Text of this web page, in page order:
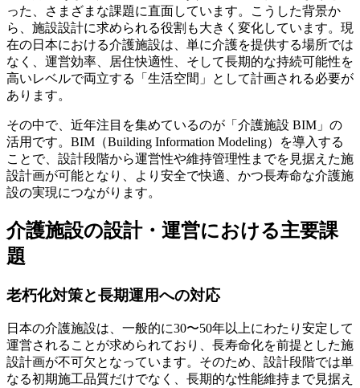
った、さまざまな課題に直面しています。こうした背景か
ら、施設設計に求められる役割も大きく変化しています。現
在の日本における介護施設は、単に介護を提供する場所では
なく、運営効率、居住快適性、そして長期的な持続可能性を
高いレベルで両立する「生活空間」として計画される必要が
あります。
その中で、近年注目を集めているのが「介護施設 BIM」の
活用です。BIM（Building Information Modeling）を導入する
ことで、設計段階から運営性や維持管理性までを見据えた施
設計画が可能となり、より安全で快適、かつ長寿命な介護施
設の実現につながります。
介護施設の設計・運営における主要課
題
老朽化対策と長期運用への対応
日本の介護施設は、一般的に30〜50年以上にわたり安定して
運営されることが求められており、長寿命化を前提とした施
設計画が不可欠となっています。そのため、設計段階では単
なる初期施工品質だけでなく、長期的な性能維持まで見据え